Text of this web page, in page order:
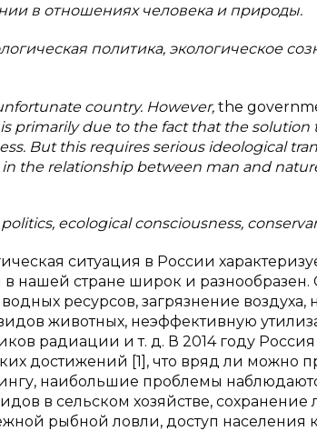
в отношениях человека и природы.
политика, экологическое
country. However, the
primarily due to the fact that the
But this requires serious ideological
the relationship between man and
ecological consciousness,
ситуация в России
нашей стране широк и
ресурсов, загрязнение
животных, неэффективную
радиации и т. д. В 2014 году
достижений [1], что вряд ли можно
наибольшие проблемы
в сельском хозяйстве,
рыбной ловли, доступ населения